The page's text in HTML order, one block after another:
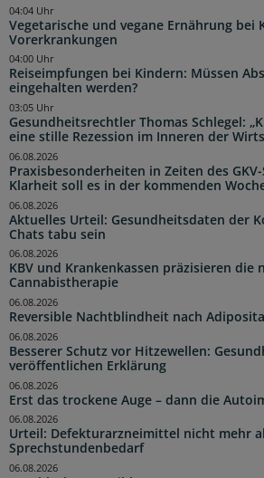
Vegetarische und vegane Ernährung bei
Vorerkrankungen
04:04 Uhr
Reiseimpfungen bei Kindern: Müssen
eingehalten werden?
04:00 Uhr
Gesundheitsrechtler Thomas Schlegel:
eine stille Rezession im Inneren der
03:05 Uhr
Praxisbesonderheiten in Zeiten des
Klarheit soll es in der kommenden
06.08.2026
Aktuelles Urteil: Gesundheitsdaten der
Chats tabu sein
06.08.2026
KBV und Krankenkassen präzisieren die
Cannabistherapie
06.08.2026
Reversible Nachtblindheit nach
06.08.2026
Besserer Schutz vor Hitzewellen:
veröffentlichen Erklärung
06.08.2026
Erst das trockene Auge – dann die
06.08.2026
Urteil: Defekturarzneimittel nicht mehr
Sprechstundenbedarf
06.08.2026
06.08.2026